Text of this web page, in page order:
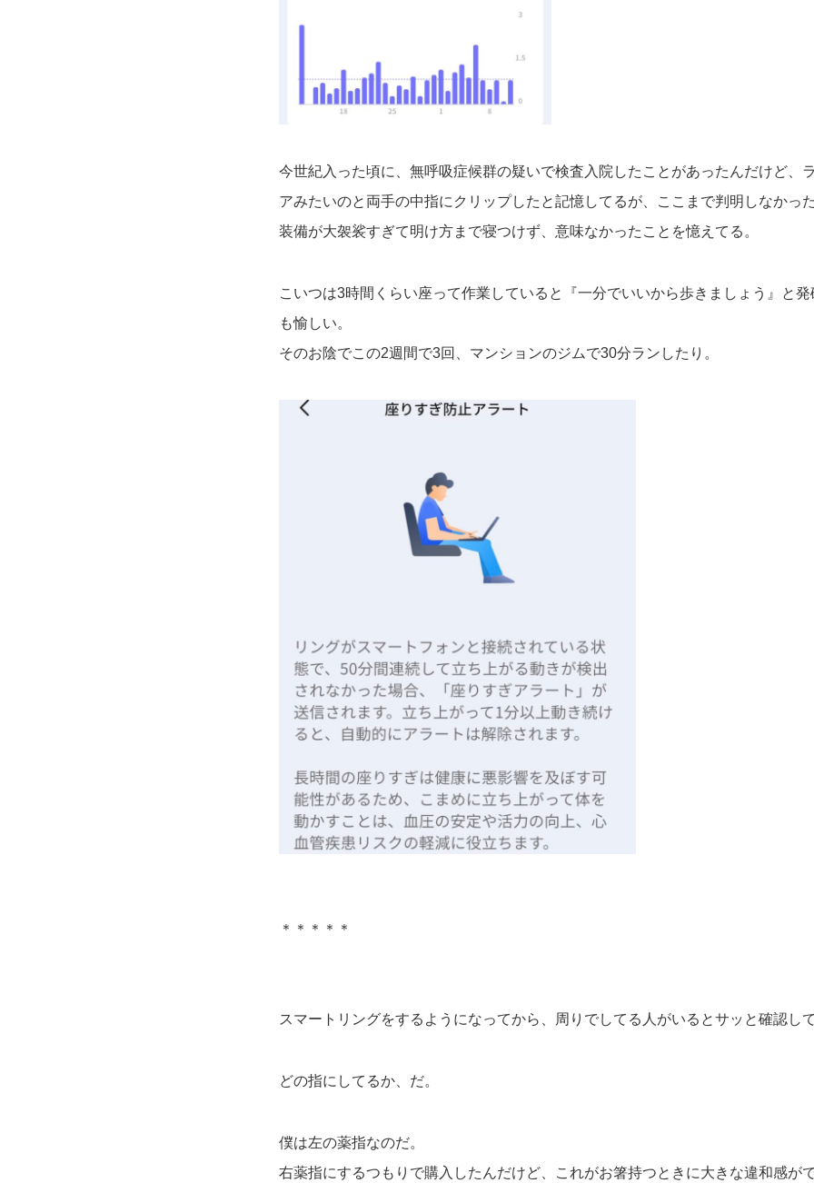
今世紀入った頃に、無呼吸症候群の疑いで検査入院したことがあったんだけど、
アみたいのと両手の中指にクリップしたと記憶してるが、ここまで判明しなかった
装備が大袈裟すぎて明け方まで寝つけず、意味なかったことを憶えてる。
こいつは3時間くらい座って作業していると『一分でいいから歩きましょう』と
も愉しい。
そのお陰でこの2週間で3回、マンションのジムで30分ランしたり。
＊＊＊＊＊
スマートリングをするようになってから、周りでしてる人がいるとサッと確認し
どの指にしてるか、だ。
僕は左の薬指なのだ。
右薬指にするつもりで購入したんだけど、これがお箸持つときに大きな違和感がで